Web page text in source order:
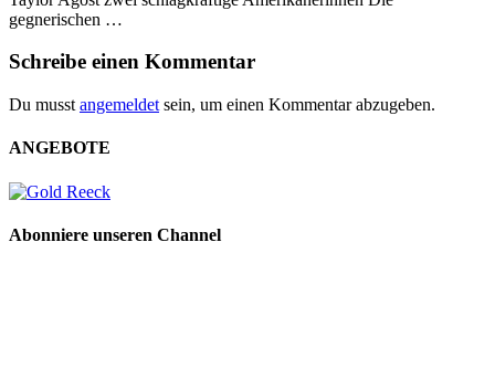
gegnerischen …
Schreibe einen Kommentar
Du musst angemeldet sein, um einen Kommentar abzugeben.
ANGEBOTE
Abonniere unseren Channel